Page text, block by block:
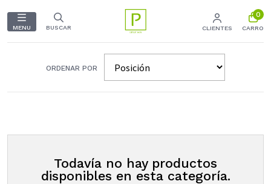
MENU BUSCAR CLIENTES
0
CARRO
ORDENAR POR
Todavía no hay productos
disponibles en esta categoría.